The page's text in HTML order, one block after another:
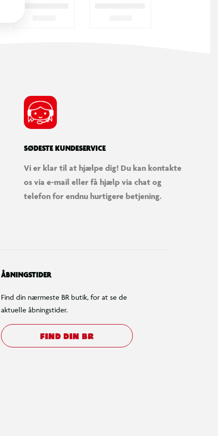
SØDESTE KUNDESERVICE
Vi er klar til at hjælpe dig! Du kan kontakte
os via e-mail eller få hjælp via chat og
telefon for endnu hurtigere betjening.
ÅBNINGSTIDER
Find din nærmeste BR butik, for at se de
aktuelle åbningstider.
FIND DIN BR